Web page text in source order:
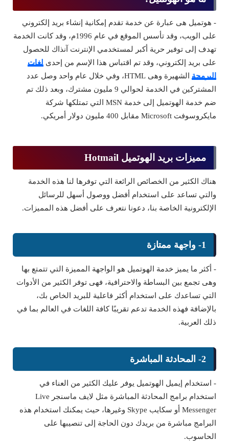
- هوتميل هى عبارة عن خدمة تقدم إمكانية إنشاء بريد إلكتروني
على الويب، وقد تأسس الموقع في عام 1996م، وقد كانت الخدمة
تهدف إلى توفير حرية أكبر لمستخدمي الإنترنت آنذاك للحصول
على بريد إلكتروني، وقد تم اقتباس هذا الإسم من إحدى لغات
البرمجة
الشهيرة وهى HTML، وفي خلال عام واحد وصل عدد
المشتركين في الخدمة لحوالي 9 مليون مشترك، وبعد ذلك تم
ضم خدمة الهوتميل إلى خدمة MSN التي تمتلكها شركة
مايكروسوفت Microsoft مقابل 400 مليون دولار أمريكي.
مميزات بريد الهوتميل Hotmail
هناك الكثير من الخصائص الرائعة التي توفرها لنا هذه الخدمة
والتي تساعد على استخدام أفضل ووصول أسهل للرسائل
الإلكترونية الخاصة بنا، دعونا نتعرف على أفضل هذه المميزات.
1- واجهة ممتازة
- أكثر ما يميز خدمة الهوتميل هو الواجهة المميزة التي تتمتع بها
وهى تجمع بين البساطة والاحترافية، فهى توفر الكثير من الأدوات
التي تساعدك على استخدام أكثر فاعلية للبريد الخاص بك،
بالإضافة فهذه الخدمة تدعم تقريبًا كافة اللغات في العالم بما في
ذلك العربية.
2- المحادثة المباشرة
- استخدام إيميل الهوتميل يوفر عليك الكثير من العناء في
استخدام برامج المحادثة المباشرة مثل لايف ماسنجر Live
Messenger أو سكايب Skype وغيرها، حيث يمكنك استخدام هذه
البرامج مباشرة من بريدك دون الحاجة إلى تنصيبها على
الحاسوب.